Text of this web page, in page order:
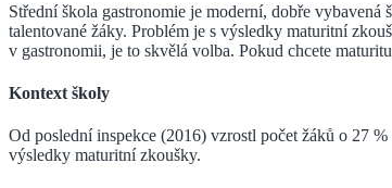
Střední škola gastronomie je moderní, dobře
talentované žáky. Problém je s výsledky maturitní
v gastronomii, je to skvělá volba. Pokud chcete
Kontext školy
Od poslední inspekce (2016) vzrostl počet žáků o 27
výsledky maturitní zkoušky.